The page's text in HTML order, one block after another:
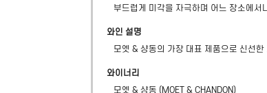
부드럽게 미각을 자극하며 어느 장소에
와인 설명
모엣 & 샹동의 가장 대표 제품으로 신선
와이너리
모엣 & 샹동 ( MOET & CHANDON)